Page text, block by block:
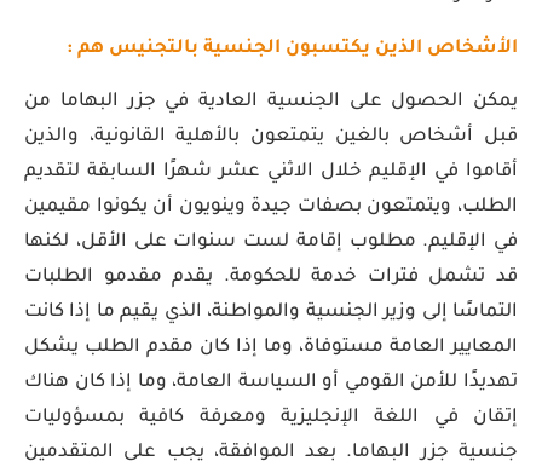
الأشخاص الذين يكتسبون الجنسية بالتجنيس هم :
يمكن الحصول على الجنسية العادية في جزر البهاما من
قبل أشخاص بالغين يتمتعون بالأهلية القانونية، والذين
أقاموا في الإقليم خلال الاثني عشر شهرًا السابقة لتقديم
الطلب، ويتمتعون بصفات جيدة وينويون أن يكونوا مقيمين
في الإقليم. مطلوب إقامة لست سنوات على الأقل، لكنها
قد تشمل فترات خدمة للحكومة. يقدم مقدمو الطلبات
التماسًا إلى وزير الجنسية والمواطنة، الذي يقيم ما إذا كانت
المعايير العامة مستوفاة، وما إذا كان مقدم الطلب يشكل
تهديدًا للأمن القومي أو السياسة العامة، وما إذا كان هناك
إتقان في اللغة الإنجليزية ومعرفة كافية بمسؤوليات
جنسية جزر البهاما. بعد الموافقة، يجب على المتقدمين